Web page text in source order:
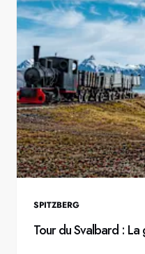
Suède
Danemark
Norvège
SPITZBERG
Tour du Svalbard :